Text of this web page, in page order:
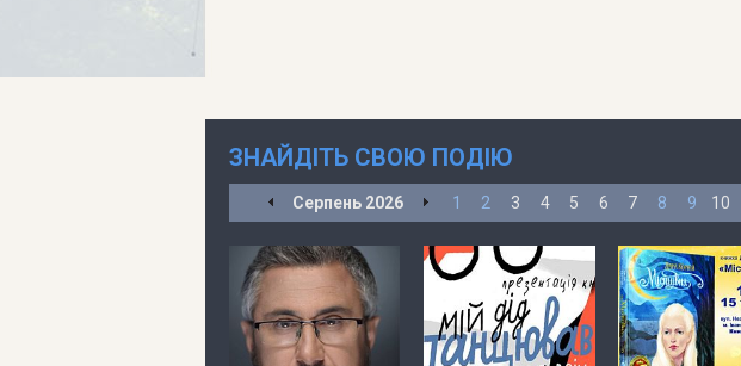
ЗНАЙДІТЬ СВОЮ ПОДІЮ
Серпень 2026 1 2 3 4 5 6 7 8 9 10